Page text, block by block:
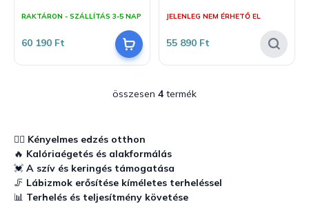
RAKTÁRON - SZÁLLÍTÁS 3-5 NAP
60 190 Ft
JELENLEG NEM ÉRHETŐ EL
55 890 Ft
L
a
i
r
á
n
összesen 4 termék
🚴‍♀️ Kényelmes edzés otthon
🔥 Kalóriaégetés és alakformálás
💓 A szív és keringés támogatása
🦵 Lábizmok erősítése kíméletes terheléssel
📊 Terhelés és teljesítmény követése